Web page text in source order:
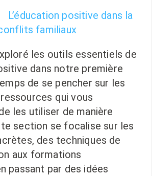
L’éducation positive dans la
familiaux
les outils essentiels de
dans notre première
de se pencher sur les
qui vous
les utiliser de manière
section se focalise sur les
des techniques de
aux formations
passant par des idées